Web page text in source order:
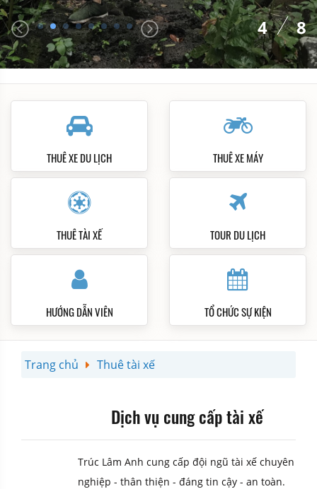
4 8
THUÊ XE DU LỊCH THUÊ XE MÁY
THUÊ TÀI XẾ TOUR DU LỊCH
HƯỚNG DẪN VIÊN TỔ CHỨC SỰ KIỆN
Trang chủ Thuê tài xế
Dịch vụ cung cấp tài xế
Trúc Lâm Anh cung cấp đội ngũ tài xế chuyên
nghiệp - thân thiện - đáng tin cậy - an toàn.